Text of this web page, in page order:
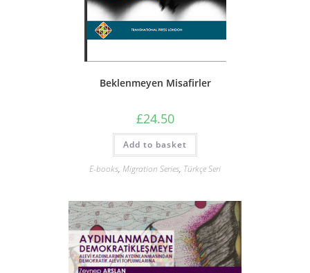
Beklenmeyen Misafirler
£24.50
Add to basket
E-books, Migration Series, Türkçe Seri